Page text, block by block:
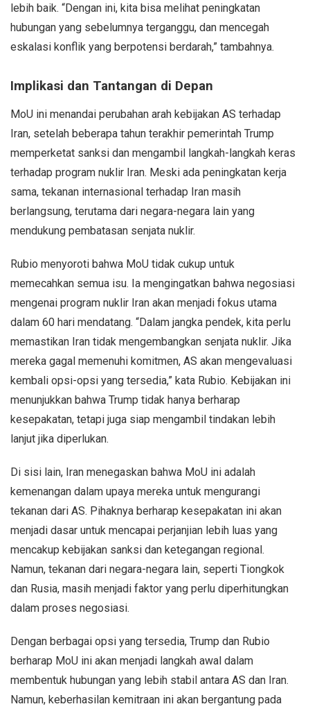
lebih baik. “Dengan ini, kita bisa melihat peningkatan
hubungan yang sebelumnya terganggu, dan mencegah
eskalasi konflik yang berpotensi berdarah,” tambahnya.
Implikasi dan Tantangan di Depan
MoU ini menandai perubahan arah kebijakan AS terhadap
Iran, setelah beberapa tahun terakhir pemerintah Trump
memperketat sanksi dan mengambil langkah-langkah keras
terhadap program nuklir Iran. Meski ada peningkatan kerja
sama, tekanan internasional terhadap Iran masih
berlangsung, terutama dari negara-negara lain yang
mendukung pembatasan senjata nuklir.
Rubio menyoroti bahwa MoU tidak cukup untuk
memecahkan semua isu. Ia mengingatkan bahwa negosiasi
mengenai program nuklir Iran akan menjadi fokus utama
dalam 60 hari mendatang. “Dalam jangka pendek, kita perlu
memastikan Iran tidak mengembangkan senjata nuklir. Jika
mereka gagal memenuhi komitmen, AS akan mengevaluasi
kembali opsi-opsi yang tersedia,” kata Rubio. Kebijakan ini
menunjukkan bahwa Trump tidak hanya berharap
kesepakatan, tetapi juga siap mengambil tindakan lebih
lanjut jika diperlukan.
Di sisi lain, Iran menegaskan bahwa MoU ini adalah
kemenangan dalam upaya mereka untuk mengurangi
tekanan dari AS. Pihaknya berharap kesepakatan ini akan
menjadi dasar untuk mencapai perjanjian lebih luas yang
mencakup kebijakan sanksi dan ketegangan regional.
Namun, tekanan dari negara-negara lain, seperti Tiongkok
dan Rusia, masih menjadi faktor yang perlu diperhitungkan
dalam proses negosiasi.
Dengan berbagai opsi yang tersedia, Trump dan Rubio
berharap MoU ini akan menjadi langkah awal dalam
membentuk hubungan yang lebih stabil antara AS dan Iran.
Namun, keberhasilan kemitraan ini akan bergantung pada